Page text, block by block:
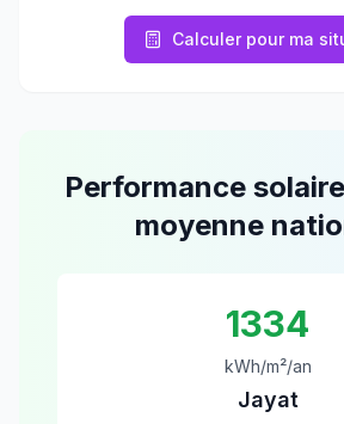
Calculer pour ma
Performance solaire
moyenne
1334
kWh/m²/an
Jayat